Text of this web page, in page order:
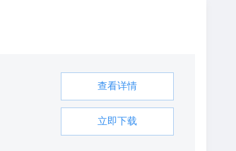
查看详情
立即下载